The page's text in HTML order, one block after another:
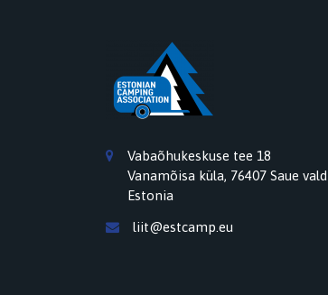
Vabaõhukeskuse tee 18
Vanamõisa küla, 76407 Saue vald
Estonia
liit@estcamp.eu